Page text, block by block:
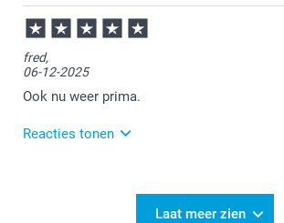
03-03-2026
12:31
Bedankt voor je review. Fijn om te
plezier ervan!
fred,
06-12-2025
Ook nu weer prima.
Reacties tonen
Heel veel plezier van je bestelling!
Laat meer zien